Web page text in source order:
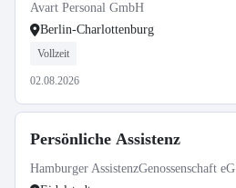
Avart Personal GmbH
Berlin-Charlottenburg
Vollzeit
02.08.2026
Persönliche Assistenz
Hamburger AssistenzGenossenschaft eG